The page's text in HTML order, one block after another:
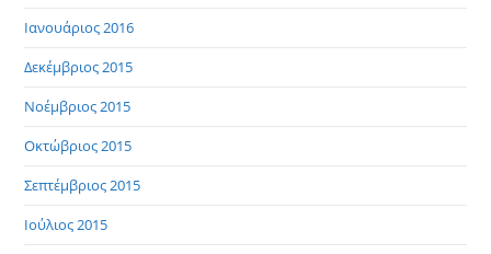
Ιανουάριος 2016
Δεκέμβριος 2015
Νοέμβριος 2015
Οκτώβριος 2015
Σεπτέμβριος 2015
Ιούλιος 2015